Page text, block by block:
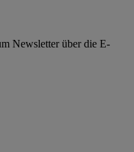
Newsletter über die E-